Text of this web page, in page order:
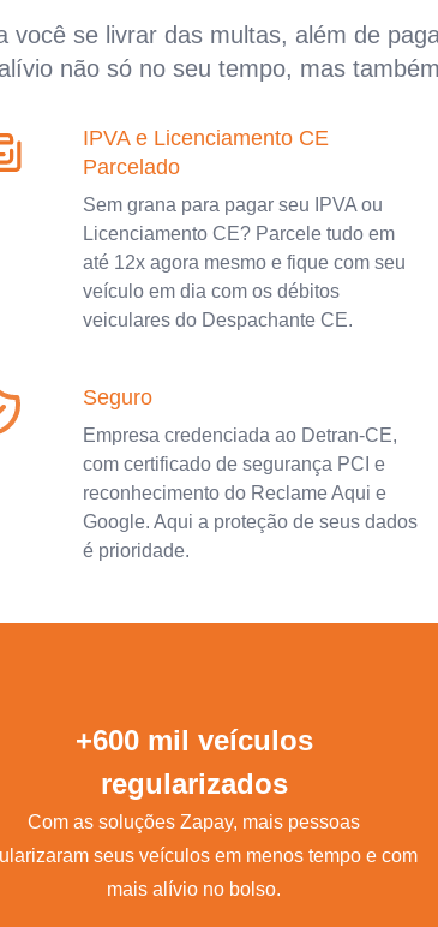
você se livrar das multas, além de
não só no seu tempo, mas
IPVA e Licenciamento CE
Parcelado
Sem grana para pagar seu IPVA ou
Licenciamento CE? Parcele tudo em
até 12x agora mesmo e fique com seu
veículo em dia com os débitos
veiculares do Despachante CE.
Seguro
Empresa credenciada ao Detran-CE,
com certificado de segurança PCI e
reconhecimento do Reclame Aqui e
Google. Aqui a proteção de seus dados
é prioridade.
+600 mil veículos
regularizados
Com as soluções Zapay, mais pessoas
seus veículos em menos tempo e com
mais alívio no bolso.